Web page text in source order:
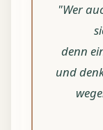
"Wer
denn
und